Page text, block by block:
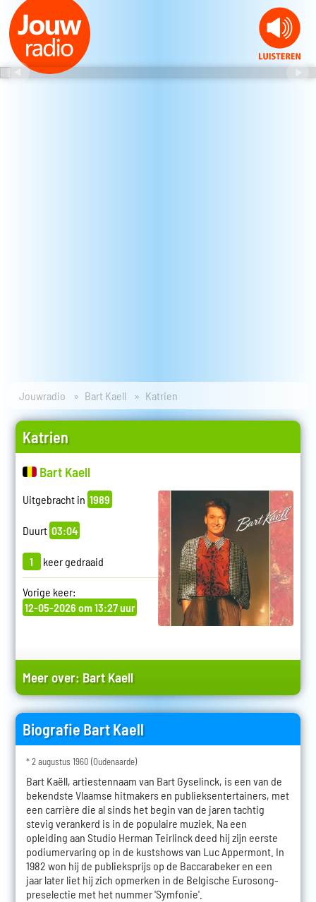
Jouwradio Bart Kaell Katrien
Katrien
Bart Kaell
Uitgebracht in 1989
Duurt 03:04
1 keer gedraaid
Vorige keer:
12-05-2026 om 13:27 uur
Meer over: Bart Kaell
Biografie Bart Kaell
* 2 augustus 1960 (Oudenaarde)
Bart Kaëll, artiestennaam van Bart Gyselinck, is een van de
bekendste Vlaamse hitmakers en publieksentertainers, met
een carrière die al sinds het begin van de jaren tachtig
stevig verankerd is in de populaire muziek. Na een
opleiding aan Studio Herman Teirlinck deed hij zijn eerste
podiumervaring op in de kustshows van Luc Appermont. In
1982 won hij de publieksprijs op de Baccarabeker en een
jaar later liet hij zich opmerken in de Belgische Eurosong-
preselectie met het nummer 'Symfonie'.